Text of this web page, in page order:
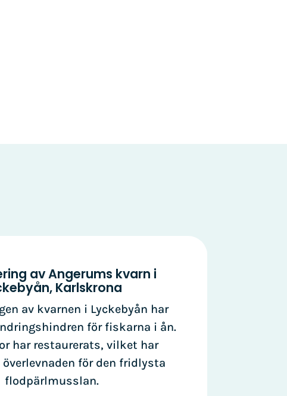
av Angerums kvarn i
Karlskrona
av kvarnen i Lyckebyån har
för fiskarna i ån.
har restaurerats, vilket har
för den fridlysta
flodpärlmusslan.